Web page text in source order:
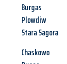
Burgas
Plowdiw
Stara Sagora
Chaskowo